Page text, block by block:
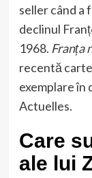
seller când a
declinul
1968. Franța
recentă
exemplare în
Actuelles.
Care
ale lui